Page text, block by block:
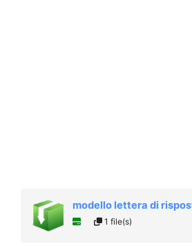
modello lettera di
1 file(s)